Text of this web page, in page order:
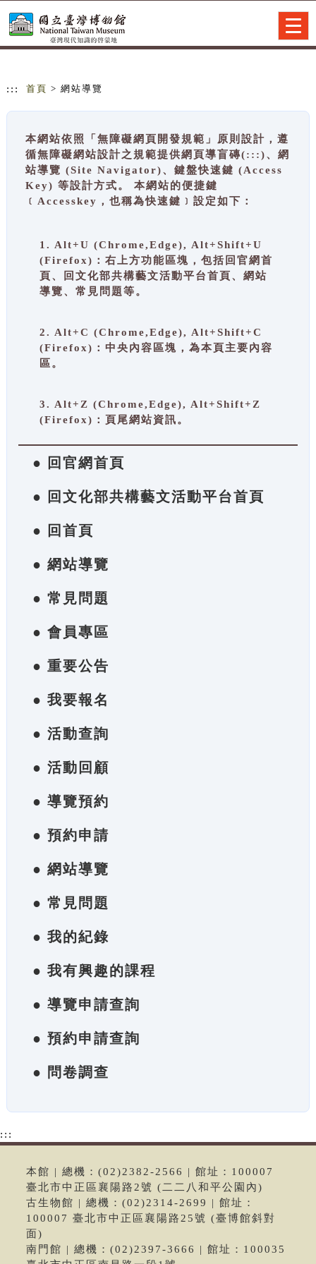
::: 首頁 > 網站導覽
本網站依照「無障礙網頁開發規範」原則設計，遵
循無障礙網站設計之規範提供網頁導盲磚(:::)、網
站導覽 (Site Navigator)、鍵盤快速鍵 (Access
Key) 等設計方式。 本網站的便捷鍵
﹝Accesskey，也稱為快速鍵﹞設定如下：
1. Alt+U (Chrome,Edge), Alt+Shift+U
(Firefox)：右上方功能區塊，包括回官網首
頁、回文化部共構藝文活動平台首頁、網站
導覽、常見問題等。
2. Alt+C (Chrome,Edge), Alt+Shift+C
(Firefox)：中央內容區塊，為本頁主要內容
區。
3. Alt+Z (Chrome,Edge), Alt+Shift+Z
(Firefox)：頁尾網站資訊。
● 回官網首頁
● 回文化部共構藝文活動平台首頁
● 回首頁
● 網站導覽
● 常見問題
● 會員專區
● 重要公告
● 我要報名
● 活動查詢
● 活動回顧
● 導覽預約
● 預約申請
● 網站導覽
● 常見問題
● 我的紀錄
● 我有興趣的課程
● 導覽申請查詢
● 預約申請查詢
● 問卷調查
:::
本館 | 總機：(02)2382-2566 | 館址：100007
臺北市中正區襄陽路2號 (二二八和平公園內)
古生物館 | 總機：(02)2314-2699 | 館址：
100007 臺北市中正區襄陽路25號 (臺博館斜對
面)
南門館 | 總機：(02)2397-3666 | 館址：100035